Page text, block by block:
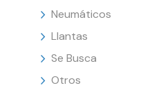
Neumáticos
Llantas
Se Busca
Otros